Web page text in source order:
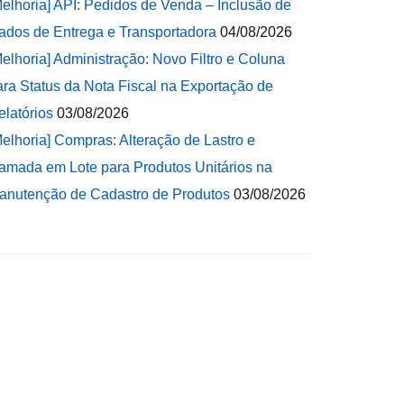
API: Pedidos de Venda – Inclusão de
de Entrega e Transportadora 04/08/2026
Administração: Novo Filtro e Coluna
Status da Nota Fiscal na Exportação de
03/08/2026
Compras: Alteração de Lastro e
em Lote para Produtos Unitários na
de Cadastro de Produtos 03/08/2026